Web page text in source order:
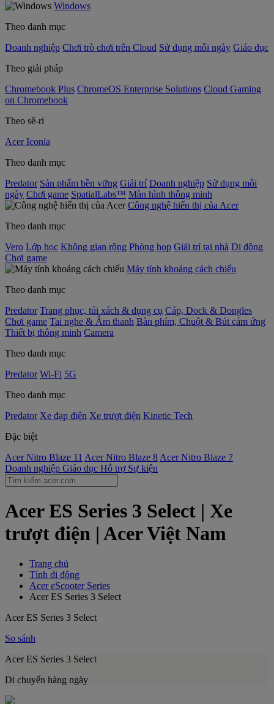
Windows
Theo danh mục
Doanh nghiệp Chơi trò chơi trên Cloud Sử dụng mỗi ngày Giáo dục
Theo giải pháp
Chromebook Plus ChromeOS Enterprise Solutions Cloud Gaming
on Chromebook
Theo sê-ri
Acer Iconia
Theo danh mục
Predator Sản phẩm bền vững Giải trí Doanh nghiệp Sử dụng mỗi
ngày Chơi game SpatialLabs™ Màn hình thông minh
Công nghệ hiển thị của Acer
Theo danh mục
Vero Lớp học Không gian rộng Phòng họp Giải trí tại nhà Di động
Chơi game
Máy tính khoảng cách chiếu
Theo danh mục
Predator Trang phục, túi xách & dụng cụ Cáp, Dock & Dongles
Chơi game Tai nghe & Âm thanh Bàn phím, Chuột & Bút cảm ứng
Thiết bị thông minh Camera
Theo danh mục
Predator Wi-Fi 5G
Theo danh mục
Predator Xe đạp điện Xe trượt điện Kinetic Tech
Đặc biệt
Acer Nitro Blaze 11 Acer Nitro Blaze 8 Acer Nitro Blaze 7
Doanh nghiệp Giáo dục Hỗ trợ Sự kiện
Acer ES Series 3 Select | Xe
trượt điện | Acer Việt Nam
Trang chủ
Tính di động
Acer eScooter Series
Acer ES Series 3 Select
Acer ES Series 3 Select
So sánh
Acer ES Series 3 Select
Di chuyển hàng ngày